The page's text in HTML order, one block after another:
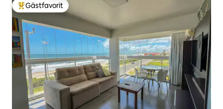
Populär gästfavorit
Gästfavorit